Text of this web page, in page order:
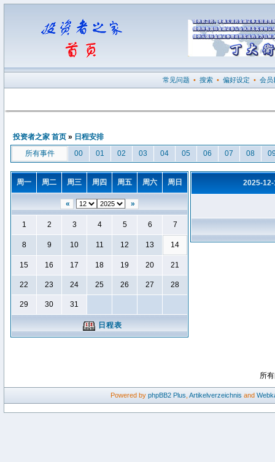
常见问题 • 搜索 • 偏好设定 • 会员
投资者之家 首页 » 日程安排
所有事件
00 01 02 03 04 05 06 07 08
周一 周二 周三 周四 周五 周六 周日
« »
1 2 3 4 5 6 7
8 9 10 11 12 13 14
15 16 17 18 19 20 21
22 23 24 25 26 27 28
29 30 31
日程表
2025-
所
Powered by phpBB2 Plus Artikelverzeichnis and